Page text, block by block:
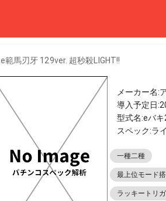
e範馬刃牙 129ver. 超秒殺LIGHT!!
メーカー名:
導入予定日
型式名:eバキ
スペック:ラ
一種二種
最上位モード
ラッキートリ